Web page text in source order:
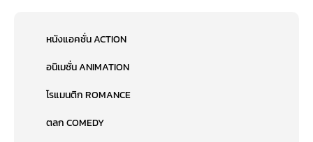
หนังแอคชั่น ACTION
อนิเมชั่น ANIMATION
โรแมนติก ROMANCE
ตลก COMEDY